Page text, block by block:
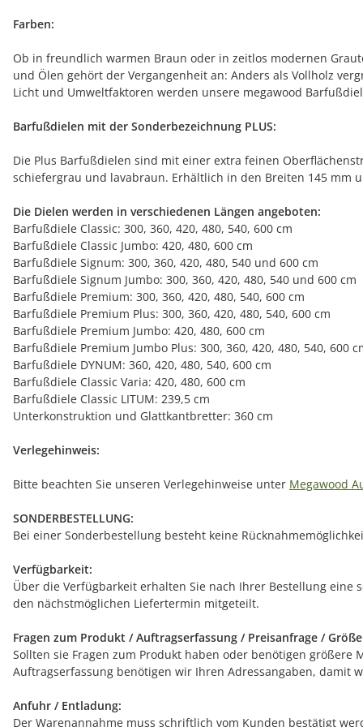
Farben:
Ob in freundlich warmen Braun oder in zeitlos modernen
und Ölen gehört der Vergangenheit an: Anders als Vollholz
Licht und Umweltfaktoren werden unsere megawood
Barfußdielen mit der Sonderbezeichnung PLUS:
Die Plus Barfußdielen sind mit einer extra feinen
schiefergrau und lavabraun. Erhältlich in den Breiten 145 mm
Die Dielen werden in verschiedenen Längen angeboten:
Barfußdiele Classic: 300, 360, 420, 480, 540, 600 cm
Barfußdiele Classic Jumbo: 420, 480, 600 cm
Barfußdiele Signum: 300, 360, 420, 480, 540 und 600 cm
Barfußdiele Signum Jumbo: 300, 360, 420, 480, 540 und 600 cm
Barfußdiele Premium: 300, 360, 420, 480, 540, 600 cm
Barfußdiele Premium Plus: 300, 360, 420, 480, 540, 600 cm
Barfußdiele Premium Jumbo: 420, 480, 600 cm
Barfußdiele Premium Jumbo Plus: 300, 360, 420, 480, 540, 600
Barfußdiele DYNUM: 360, 420, 480, 540, 600 cm
Barfußdiele Classic Varia: 420, 480, 600 cm
Barfußdiele Classic LITUM: 239,5 cm
Unterkonstruktion und Glattkantbretter: 360 cm
Verlegehinweis:
Bitte beachten Sie unseren Verlegehinweise unter Megawood
SONDERBESTELLUNG:
Bei einer Sonderbestellung besteht keine
Verfügbarkeit:
Über die Verfügbarkeit erhalten Sie nach Ihrer Bestellung
den nächstmöglichen Liefertermin mitgeteilt.
Fragen zum Produkt / Auftragserfassung / Preisanfrage /
Sollten sie Fragen zum Produkt haben oder benötigen größere
Auftragserfassung benötigen wir Ihren Adressangaben, damit
Anfuhr / Entladung:
Der Warenannahme muss schriftlich vom Kunden bestätigt